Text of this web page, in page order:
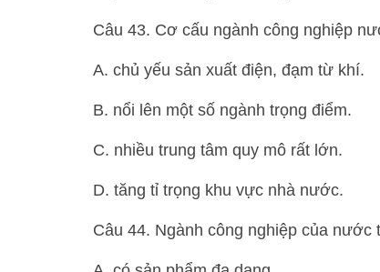
Câu 43. Cơ cấu ngành công nghiệp
A. chủ yếu sản xuất điện, đạm từ khí.
B. nổi lên một số ngành trọng điểm.
C. nhiều trung tâm quy mô rất lớn.
D. tăng tỉ trọng khu vực nhà nước.
Câu 44. Ngành công nghiệp của nước